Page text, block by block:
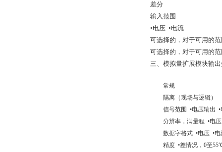
差分
输入范围
•电压 •电流
可选择的，对于可用的
可选择的，对于可用的
三、模拟量扩展模块输
常规
隔离（现场与逻辑）
信号范围 •电压输出
分辨率，满量程 •电
数据字格式 •电压 •电
精度 •差情况，0至